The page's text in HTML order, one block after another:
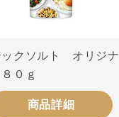
ックソルト オリジナ
０ｇ
商品詳細